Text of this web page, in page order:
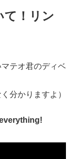
！リン
テオ君のディベ
分かりますよ）